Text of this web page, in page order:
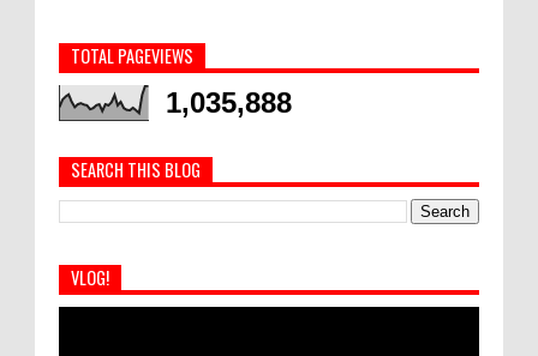
TOTAL PAGEVIEWS
1,035,888
SEARCH THIS BLOG
VLOG!